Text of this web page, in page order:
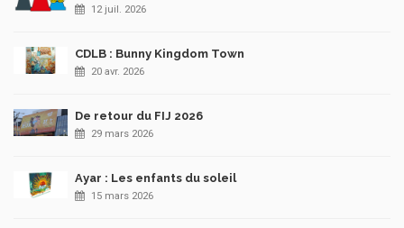
12 juil. 2026
CDLB : Bunny Kingdom Town
20 avr. 2026
De retour du FIJ 2026
29 mars 2026
Ayar : Les enfants du soleil
15 mars 2026